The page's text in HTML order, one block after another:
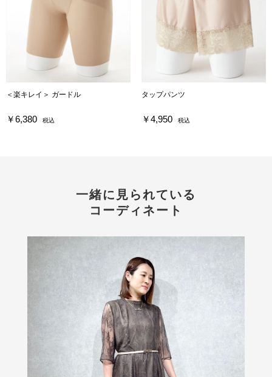
＜楽キレイ＞ ガードル
￥6,380 税込
タップパンツ
￥4,950 税込
一緒に見られている
コーディネート